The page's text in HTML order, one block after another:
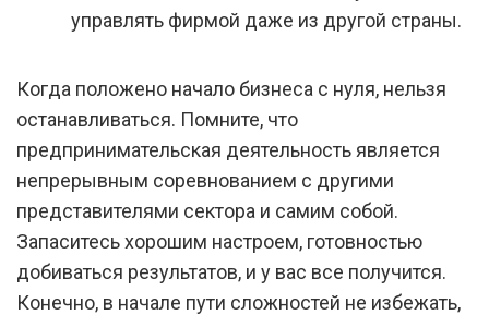
управлять фирмой даже из другой страны.
Когда положено начало бизнеса с нуля, нельзя
останавливаться. Помните, что
предпринимательская деятельность является
непрерывным соревнованием с другими
представителями сектора и самим собой.
Запаситесь хорошим настроем, готовностью
добиваться результатов, и у вас все получится.
Конечно, в начале пути сложностей не избежать,